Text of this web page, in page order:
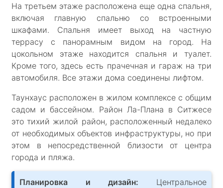
На третьем этаже расположена еще одна спальня,
включая главную спальню со встроенными
шкафами. Спальня имеет выход на частную
террасу с панорамным видом на город. На
цокольном этаже находится спальня и туалет.
Кроме того, здесь есть прачечная и гараж на три
автомобиля. Все этажи дома соединены лифтом.
Таунхаус расположен в жилом комплексе с общим
садом и бассейном. Район Ла-Плана в Ситжесе
это тихий жилой район, расположенный недалеко
от необходимых объектов инфраструктуры, но при
этом в непосредственной близости от центра
города и пляжа.
Планировка и дизайн: Центральное